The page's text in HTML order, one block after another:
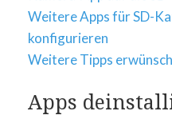
Weitere Apps für SD-
konfigurieren
Weitere Tipps
Apps